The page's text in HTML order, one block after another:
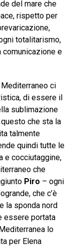
del mare che
rispetto per
totalitarismo,
e
ci
di essere il
sublimazione
che sta la
talmente
quindi tutte le
e cocciutaggine,
che
Piro – ogni
che c’è
la sponda nord
essere portata
lo
per Elena